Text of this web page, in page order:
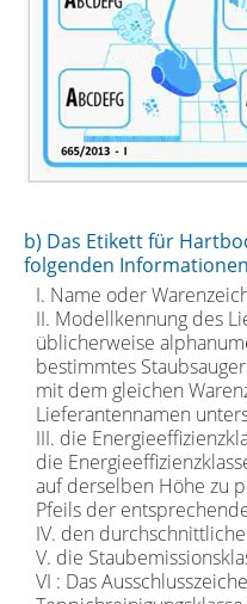
b) Das Etikett für
folgenden
I. Name oder
II. Modellkennung des
üblicherweise
bestimmtes
mit dem gleichen
Lieferantennamen
III. die
die
auf derselben Höhe zu
Pfeils der
IV. den
V. die
VI : Das